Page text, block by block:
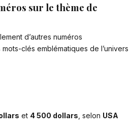
sur le thème de
d’autres numéros
clés emblématiques de l’univers
et 4 500 dollars , selon USA